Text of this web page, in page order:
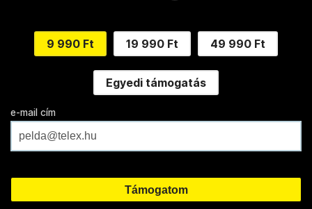
9 990 Ft 19 990 Ft 49 990 Ft
Egyedi támogatás
e-mail cím